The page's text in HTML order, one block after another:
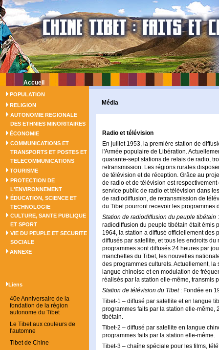
Accueil
POPULATION
RELIGION
AUTONOMIE REGIONALE
DES ETHNIES MINORITAIRES
ÉCONOMIE
COMMUNICATIONS ET
TRANSPORTS ET POSTES ET
TELECOMMUNICATIONS
TOURISME
PROTECTION DE
L'ENVIRONNEMENT
ÉDUCATION, SCIENCE ET
TECHNOLOGIE
CULTURE, SANTE PUBLIQUE
ET SPORT
VIE DU PEUPLE ET SECURITE
SOCIALE
ANNEXE
Liens
40e Anniversaire de la
fondation de la région
autonome du Tibet
Le Tibet aux couleurs de
l'automne
Tibet de Chine
Média
Radio et télévision
En juillet 1953, la première station de
l'Armée populaire de Libération.
quarante-sept stations de relais de radio,
retransmission. Les régions rurales
de télévision et de réception. Grâce au
de radio et de télévision est
service public de radio et télévision dans
de radiodiffusion, de retransmission de
du Tibet pourront recevoir les programmes
Station de radiodiffusion du peuple tibétain
radiodiffusion du peuple tibétain était émis
1964, la station a diffusé officiellement des
diffusés par satellite, et tous les endroits
programmes sont diffusés 24 heures par
manchettes du Tibet, les nouvelles
des programmes culturels. Actuellement,
langue chinoise et en modulation de
réalisés par la station elle-même, transmis
Station de télévision du Tibet: Fondée en
Tibet-1 – diffusé par satellite et en langue
programmes faits par la station elle-même,
tibétain.
Tibet-2 – diffusé par satellite en langue
programmes faits par la station elle-même.
Tibet-3 – chaîne spéciale pour les films,